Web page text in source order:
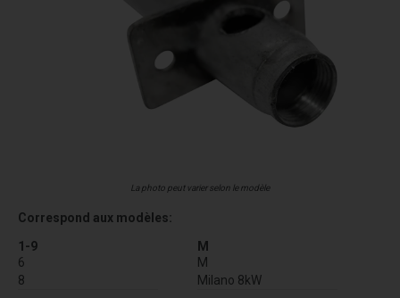
La photo peut varier selon le modèle
Correspond aux modèles:
1-9
6
8
M
M
Milano 8kW